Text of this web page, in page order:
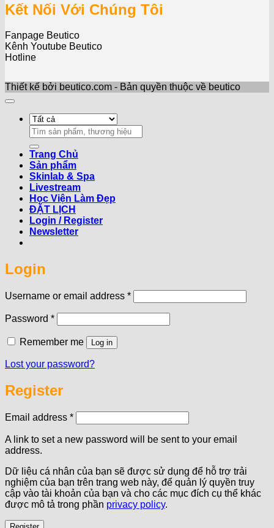
Kết Nối Với Chúng Tôi
Fanpage Beutico
Kênh Youtube Beutico
Hotline
Thiết kế bởi beutico.com - Bản quyền thuộc về beutico
Search
for:
Trang Chủ
Sản phẩm
Skinlab & Spa
Livestream
Học Viện Làm Đẹp
ĐẶT LỊCH
Login / Register
Newsletter
Login
Username or email address *Required
Password *Required
Remember me Log in
Lost your password?
Register
Email address *Required
A link to set a new password will be sent to your email
address.
Dữ liệu cá nhân của bạn sẽ được sử dụng để hỗ trợ trải
nghiệm của bạn trên trang web này, để quản lý quyền truy
cập vào tài khoản của bạn và cho các mục đích cụ thể khác
được mô tả trong phần privacy policy.